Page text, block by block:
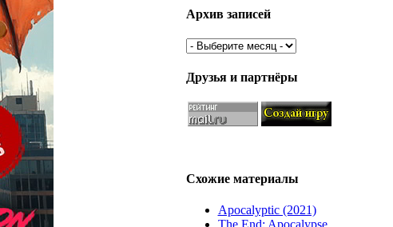
Архив записей
Друзья и партнёры
Схожие материалы
Apocalyptic (2021)
The End: Apocalypse